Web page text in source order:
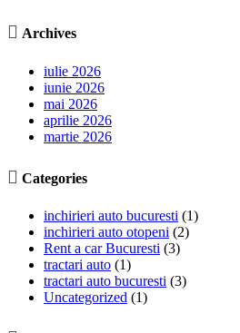
 Archives
iulie 2026
iunie 2026
mai 2026
aprilie 2026
martie 2026
 Categories
inchirieri auto bucuresti (1)
inchirieri auto otopeni (2)
Rent a car Bucuresti (3)
tractari auto (1)
tractari auto bucuresti (3)
Uncategorized (1)